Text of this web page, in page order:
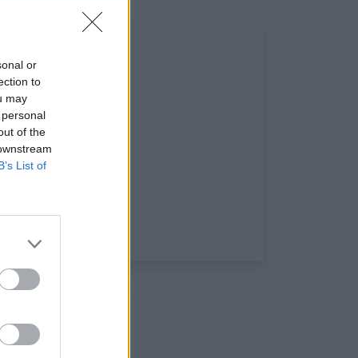
or
to
may
of the
List of